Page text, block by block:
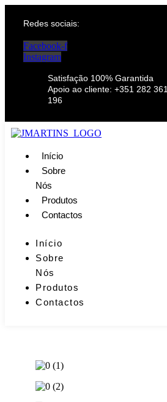
Redes sociais:
Facebook-f
Instagram
Satisfação 100% Garantida
Apoio ao cliente: +351 282 361
196
Início
Sobre
Nós
Produtos
Contactos
Início
Sobre
Nós
Produtos
Contactos